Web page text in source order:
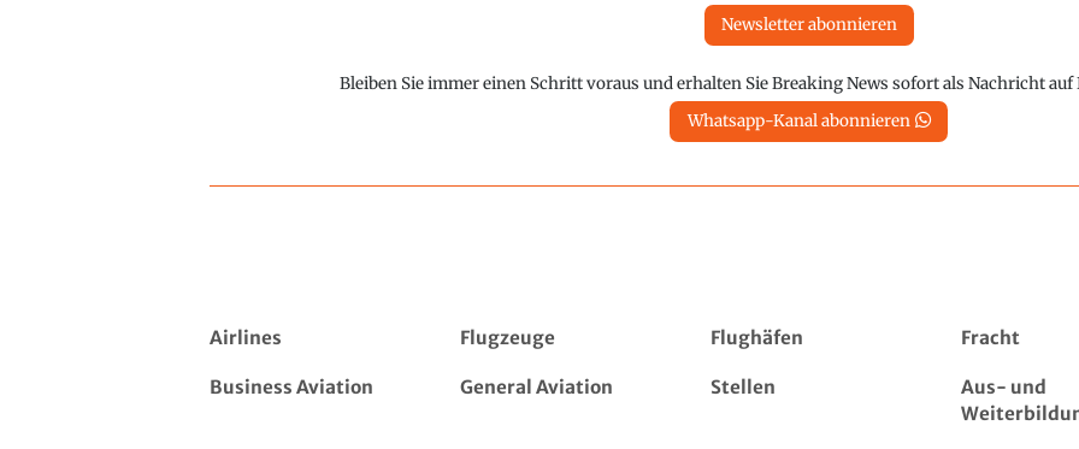
Newsletter abonnieren
Bleiben Sie immer einen Schritt voraus und erhalten Sie Breaking News sofort als Nachricht
Whatsapp-Kanal abonnieren
Airlines Flugzeuge Flughäfen Fracht
Business Aviation General Aviation Stellen
Aus- und